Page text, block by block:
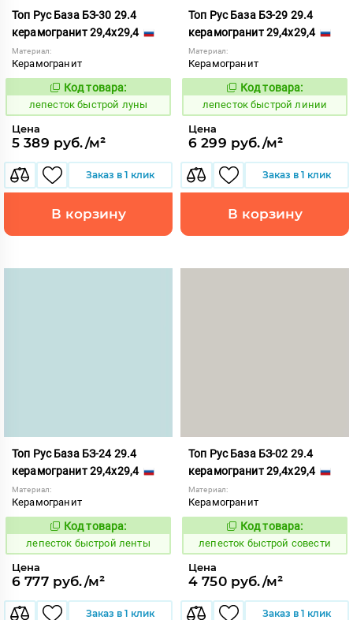
Топ Рус База БЗ-30 29.4
керамогранит 29,4x29,4
Материал:
Керамогранит
860420
Код товара:
лепесток быстрой луны
Цена
5 389 руб./м²
Заказ в 1 клик
В корзину
Топ Рус База БЗ-29 29.4
керамогранит 29,4x29,4
Материал:
Керамогранит
860419
Код товара:
лепесток быстрой линии
Цена
6 299 руб./м²
Заказ в 1 клик
В корзину
Топ Рус База БЗ-24 29.4
керамогранит 29,4x29,4
Материал:
Керамогранит
860418
Код товара:
лепесток быстрой ленты
Цена
6 777 руб./м²
Заказ в 1 клик
Топ Рус База БЗ-02 29.4
керамогранит 29,4x29,4
Материал:
Керамогранит
860398
Код товара:
лепесток быстрой совести
Цена
4 750 руб./м²
Заказ в 1 клик